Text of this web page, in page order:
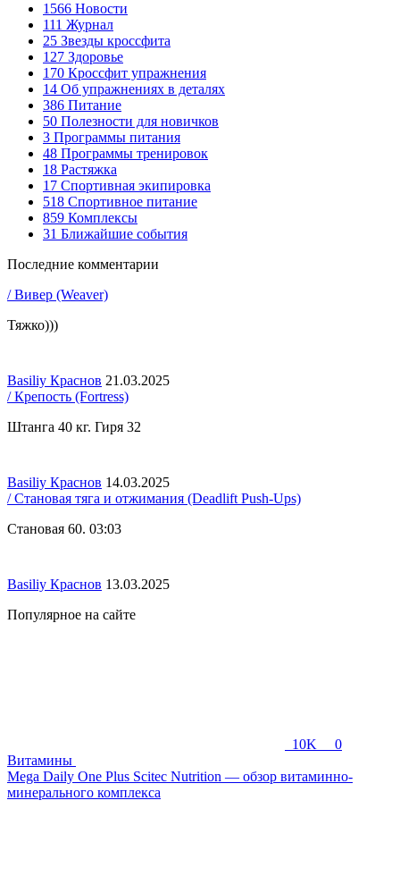
1566 Новости
111 Журнал
25 Звезды кроссфита
127 Здоровье
170 Кроссфит упражнения
14 Об упражнениях в деталях
386 Питание
50 Полезности для новичков
3 Программы питания
48 Программы тренировок
18 Растяжка
17 Спортивная экипировка
518 Спортивное питание
859 Комплексы
31 Ближайшие события
Последние комментарии
/ Вивер (Weaver)
Тяжко)))
Basiliy Краснов 21.03.2025
/ Крепость (Fortress)
Штанга 40 кг. Гиря 32
Basiliy Краснов 14.03.2025
/ Становая тяга и отжимания (Deadlift Push-Ups)
Становая 60. 03:03
Basiliy Краснов 13.03.2025
Популярное на сайте
10K
0
Витамины
Mega Daily One Plus Scitec Nutrition — обзор витаминно-
минерального комплекса